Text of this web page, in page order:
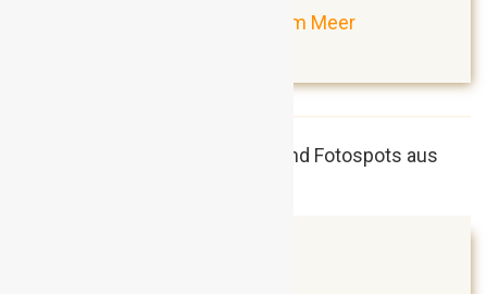
Den Haag: Die elegante Stadt am Meer